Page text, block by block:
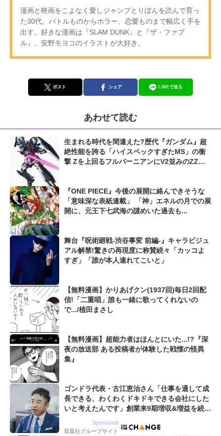
漫画と映画をこよなく愛しジャンプとりぼんを読んで育っ
た30代。バトルものからホラー、恋愛ものまで幅広く手を
出す。好きな漫画は『SLAM DUNK』と『ザ・ファブ
ル』。安野モヨコのイラストが大好き。
ポスト シェア LINEで送る
あわせて読む
生まれる時代を間違えた?歴代『ガンダム』超
絶性能を誇る「ハイスペックすぎたMS」の衝
撃 Zを上回るフルバーニアンにV2並みのZZガ
『ONE PIECE』今後の展開に絡んできそうな
「意味深な表紙連載」 「神」エネルの月での展
開に、元王下七武海の謎めいた過去も...
舞台『呪術廻戦-渋谷事変 前編-』キャラビジュ
アル解禁!驚きの再現度に称賛続々「カッコよ
すぎ」「誰が本人連れてこいと」
【無料漫画】かりあげクン(1937回)毎日2回配
信!「二重唱」誰も一緒に歌ってくれないの
で.../植田まさし
【無料漫画】超能力者はほんとにいた...!?『深
夜の放送部 ある投稿者が体験した戦慄の怪異
集』
ゴンドラ代表・古江恵治さん「仕事を通して成
長できる、わくわくドキドキできる会社にした
いと考えたんです」創業来9期増収&増益を続け
Sponsored
双葉社グループサイト